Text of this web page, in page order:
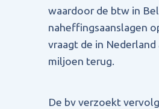
waardoor de btw in
naheffingsaanslagen
vraagt de in
miljoen terug.
De bv verzoekt